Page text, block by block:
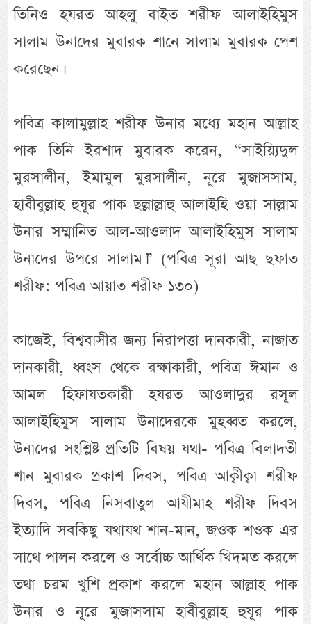
তিনিও হযরত আহলু বাইত শরীফ আলাইহিমুস
সালাম উনাদের মুবারক শানে সালাম মুবারক পেশ
করেছেন।
পবিত্র কালামুল্লাহ শরীফ উনার মধ্যে মহান আল্লাহ
পাক তিনি ইরশাদ মুবারক করেন, “সাইয়্যিদুল
মুরসালীন, ইমামুল মুরসালীন, নূরে মুজাসসাম,
হাবীবুল্লাহ হুযূর পাক ছল্লাল্লাহু আলাইহি ওয়া সাল্লাম
উনার সম্মানিত আল-আওলাদ আলাইহিমুস সালাম
উনাদের উপরে সালাম।” (পবিত্র সূরা আছ ছফাত
শরীফ: পবিত্র আয়াত শরীফ ১৩০)
কাজেই, বিশ্ববাসীর জন্য নিরাপত্তা দানকারী, নাজাত
দানকারী, ধ্বংস থেকে রক্ষাকারী, পবিত্র ঈমান ও
আমল হিফাযতকারী হযরত আওলাদুর রসূল
আলাইহিমুস সালাম উনাদেরকে মুহব্বত করলে,
উনাদের সংশ্লিষ্ট প্রতিটি বিষয় যথা- পবিত্র বিলাদতী
শান মুবারক প্রকাশ দিবস, পবিত্র আক্বীক্বা শরীফ
দিবস, পবিত্র নিসবাতুল আযীমাহ শরীফ দিবস
ইত্যাদি সবকিছু যথাযথ শান-মান, জওক শওক এর
সাথে পালন করলে ও সর্বোচ্চ আর্থিক খিদমত করলে
তথা চরম খুশি প্রকাশ করলে মহান আল্লাহ পাক
উনার ও নূরে মুজাসসাম হাবীবুল্লাহ হুযূর পাক